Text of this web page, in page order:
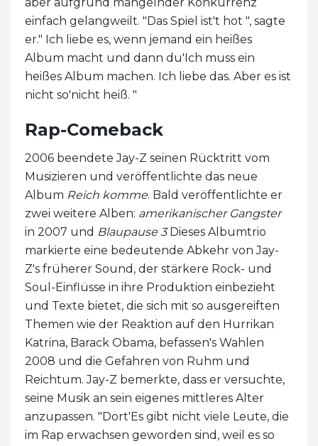
einfach gelangweilt. "Das Spiel ist't hot ", sagte
er." Ich liebe es, wenn jemand ein heißes
Album macht und dann du'Ich muss ein
heißes Album machen. Ich liebe das. Aber es ist
nicht so'nicht heiß. "
Rap-Comeback
2006 beendete Jay-Z seinen Rücktritt vom
Musizieren und veröffentlichte das neue
Album Reich komme. Bald veröffentlichte er
zwei weitere Alben: amerikanischer Gangster
in 2007 und Blaupause 3Dieses Albumtrio
markierte eine bedeutende Abkehr von Jay-
Z's früherer Sound, der stärkere Rock- und
Soul-Einflüsse in ihre Produktion einbezieht
und Texte bietet, die sich mit so ausgereiften
Themen wie der Reaktion auf den Hurrikan
Katrina, Barack Obama, befassen's Wahlen
2008 und die Gefahren von Ruhm und
Reichtum. Jay-Z bemerkte, dass er versuchte,
seine Musik an sein eigenes mittleres Alter
anzupassen. "Dort'Es gibt nicht viele Leute, die
im Rap erwachsen geworden sind, weil es so